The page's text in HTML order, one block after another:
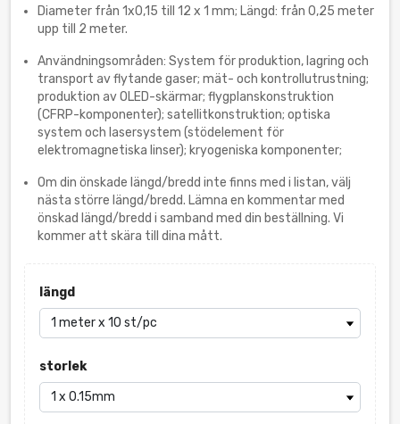
Diameter från 1x0,15 till 12 x 1 mm; Längd: från 0,25 meter
upp till 2 meter.
Användningsområden: System för produktion, lagring och
transport av flytande gaser; mät- och kontrollutrustning;
produktion av OLED-skärmar; flygplanskonstruktion
(CFRP-komponenter); satellitkonstruktion; optiska
system och lasersystem (stödelement för
elektromagnetiska linser); kryogeniska komponenter;
Om din önskade längd/bredd inte finns med i listan, välj
nästa större längd/bredd. Lämna en kommentar med
önskad längd/bredd i samband med din beställning. Vi
kommer att skära till dina mått.
längd
storlek